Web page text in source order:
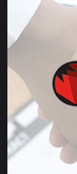
Muhtelif
Tersine
Dijital